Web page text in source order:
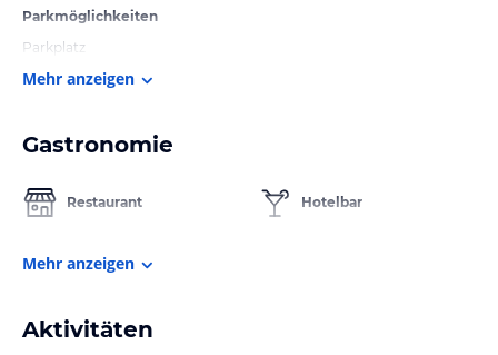
Parkmöglichkeiten
Parkplatz
Mehr anzeigen
Gastronomie
Restaurant Hotelbar
Mehr anzeigen
Aktivitäten